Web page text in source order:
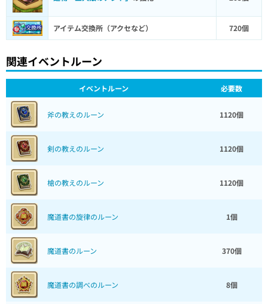
アイテム交換所（アクセなど） 720個
関連イベントルーン
イベントルーン 必要数
斧の教えのルーン 1120個
剣の教えのルーン 1120個
槍の教えのルーン 1120個
魔道書の旋律のルーン 1個
魔道書のルーン 370個
魔道書の調べのルーン 8個